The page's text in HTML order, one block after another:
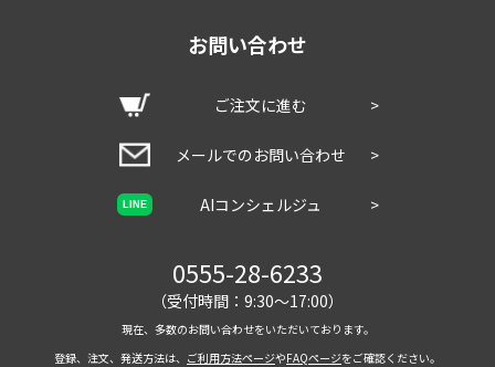
お問い合わせ
ご注文に進む >
メールでのお問い合わせ >
LINE AIコンシェルジュ >
0555-28-6233
（受付時間：9:30～17:00）
現在、多数のお問い合わせをいただいております。
登録、注文、発送方法は、 ご利用方法ページやFAQページをご確認ください。